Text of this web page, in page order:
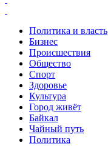
Политика и власть
Бизнес
Происшествия
Общество
Cпорт
Здоровье
Культура
Город живёт
Байкал
Чайный путь
Политика